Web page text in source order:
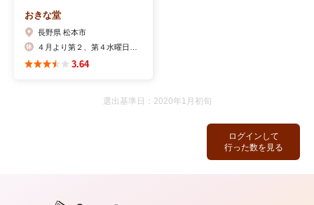
ログインして
行った数を見る
おきな堂
長野県 松本市
3.64
選出基準日：2020年1月初旬